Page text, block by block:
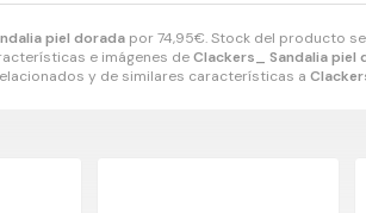
piel dorada por74,95€. Stock del producto
e imágenes deClackers_ Sandalia piel
y de similares características a